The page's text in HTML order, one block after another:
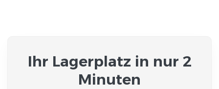
Ihr Lagerplatz in nur 2
Minuten